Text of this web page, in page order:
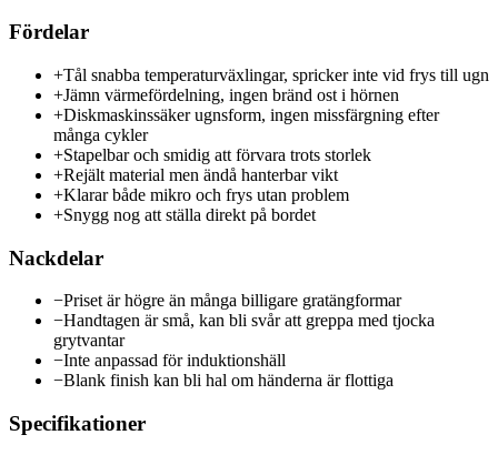
Fördelar
+Tål snabba temperaturväxlingar, spricker inte vid frys till ugn
+Jämn värmefördelning, ingen bränd ost i hörnen
+Diskmaskinssäker ugnsform, ingen missfärgning efter
många cykler
+Stapelbar och smidig att förvara trots storlek
+Rejält material men ändå hanterbar vikt
+Klarar både mikro och frys utan problem
+Snygg nog att ställa direkt på bordet
Nackdelar
−Priset är högre än många billigare gratängformar
−Handtagen är små, kan bli svår att greppa med tjocka
grytvantar
−Inte anpassad för induktionshäll
−Blank finish kan bli hal om händerna är flottiga
Specifikationer